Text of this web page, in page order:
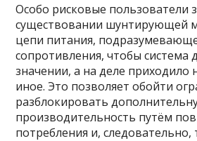
Особо рисковые пользователи
существовании шунтирующей
цепи питания,
сопротивления, чтобы система
значении, а на деле приходило
иное. Это позволяет обойти
разблокировать
производительность путём
потребления и, следовательно,